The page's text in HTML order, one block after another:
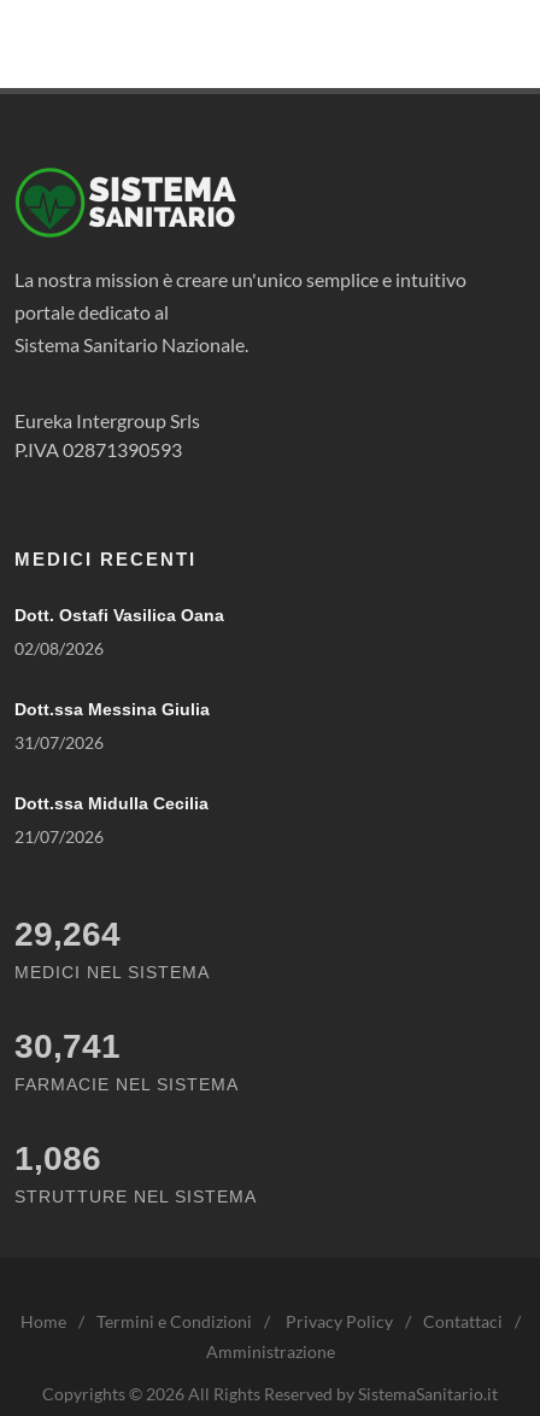
La nostra mission è creare un'unico semplice e intuitivo
portale dedicato al
Sistema Sanitario Nazionale.
Eureka Intergroup Srls
P.IVA 02871390593
MEDICI RECENTI
Dott. Ostafi Vasilica Oana
02/08/2026
Dott.ssa Messina Giulia
31/07/2026
Dott.ssa Midulla Cecilia
21/07/2026
29,264
MEDICI NEL SISTEMA
30,741
FARMACIE NEL SISTEMA
1,086
STRUTTURE NEL SISTEMA
Home / Termini e Condizioni / Privacy Policy / Contattaci
/
Amministrazione
Copyrights © 2026 All Rights Reserved by SistemaSanitario.it